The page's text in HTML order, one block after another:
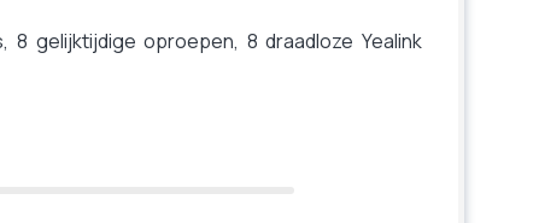
8 gelijktijdige oproepen, 8 draadloze Yealink